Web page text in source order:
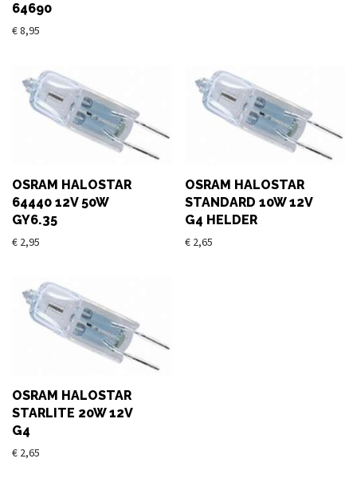
64690
€8,95
OSRAM HALOSTAR
64440 12V 50W
GY6.35
€ 2,95
OSRAM HALOSTAR
STANDARD 10W 12V
G4 HELDER
€ 2,65
OSRAM HALOSTAR
STARLITE 20W 12V
G4
€ 2,65